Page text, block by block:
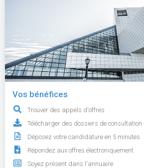
Vos bénéfices
Trouver des appels d'offres
Télécharger des dossiers de consultation
Déposez votre candidature en 5 minutes
Répondez aux offres électroniquement
Soyez présent dans l'annuaire